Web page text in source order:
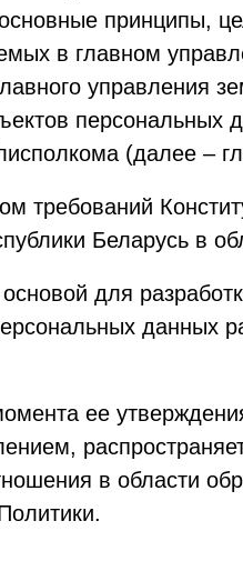
принципы,
в главном
управления
(далее –
требований
Беларусь в
для
данных
ее
в области